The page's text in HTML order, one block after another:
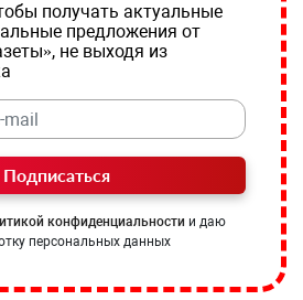
получать актуальные
предложения от
не выходя из
Подписаться
конфиденциальности и даю
персональных данных